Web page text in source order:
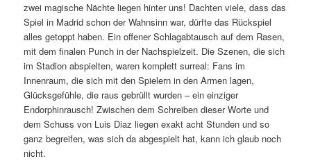
zwei magische Nächte liegen hinter uns! Dachten viele, dass das
Spiel in Madrid schon der Wahnsinn war, dürfte das Rückspiel
alles getoppt haben. Ein offener Schlagabtausch auf dem Rasen,
mit dem finalen Punch in der Nachspielzeit. Die Szenen, die sich
im Stadion abspielten, waren komplett surreal: Fans im
Innenraum, die sich mit den Spielern in den Armen lagen,
Glücksgefühle, die raus gebrüllt wurden – ein einziger
Endorphinrausch! Zwischen dem Schreiben dieser Worte und
dem Schuss von Luis Diaz liegen exakt acht Stunden und so
ganz begreifen, was sich da abgespielt hat, kann ich glaub noch
nicht.